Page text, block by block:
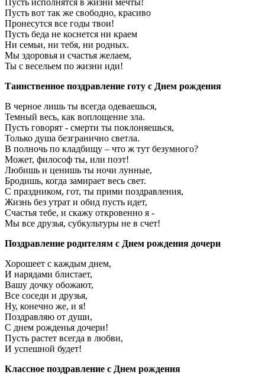
Пусть вот так же свободно, красиво
Пронесутся все годы твои!
Пусть беда не коснется ни краем
Ни семьи, ни тебя, ни родных.
Мы здоровья и счастья желаем,
Ты с весельем по жизни иди!
Таинственное поздравление готу с Днем рождения
В черное лишь ты всегда одеваешься,
Темный весь, как воплощение зла.
Пусть говорят - смерти ты поклоняешься,
Только душа безгранично светла.
В полночь по кладбищу – что ж тут безумного?
Может, философ ты, или поэт!
Любишь и ценишь ты ночи лунные,
Бродишь, когда замирает весь свет.
С праздником, гот, ты прими поздравления,
Жизнь без утрат и обид пусть идет,
Счастья тебе, и скажу откровенно я -
Мы все друзья, субкультуры не в счет!
Поздравление родителям с Днем рождения дочери
Хорошеет с каждым днем,
И нарядами блистает,
Вашу дочку обожают,
Все соседи и друзья,
Ну, конечно же, и я!
Поздравляю от души,
С днем рожденья дочери!
Пусть растет всегда в любви,
И успешной будет!
Классное поздравление с Днем рождения